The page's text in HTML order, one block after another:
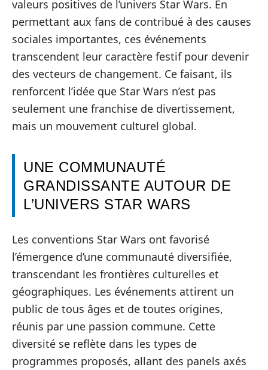
valeurs positives de l’univers Star Wars. En
permettant aux fans de contribué à des causes
sociales importantes, ces événements
transcendent leur caractère festif pour devenir
des vecteurs de changement. Ce faisant, ils
renforcent l’idée que Star Wars n’est pas
seulement une franchise de divertissement,
mais un mouvement culturel global.
UNE COMMUNAUTÉ
GRANDISSANTE AUTOUR DE
L’UNIVERS STAR WARS
Les conventions Star Wars ont favorisé
l’émergence d’une communauté diversifiée,
transcendant les frontières culturelles et
géographiques. Les événements attirent un
public de tous âges et de toutes origines,
réunis par une passion commune. Cette
diversité se reflète dans les types de
programmes proposés, allant des panels axés